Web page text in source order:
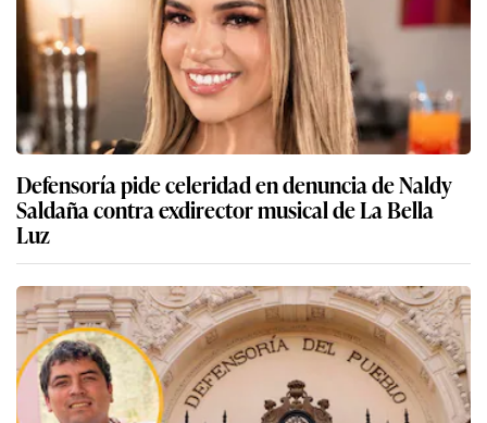
Defensoría pide celeridad en denuncia de Naldy
Saldaña contra exdirector musical de La Bella
Luz